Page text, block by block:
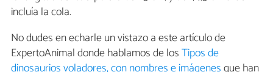
incluía la cola.
No dudes en echarle un vistazo a este artículo de
ExpertoAnimal donde hablamos de losTipos de
dinosaurios voladores, con nombres e imágenesque han